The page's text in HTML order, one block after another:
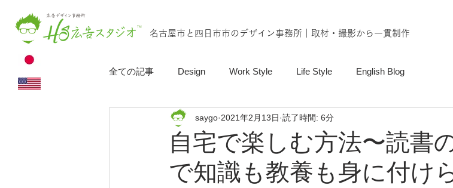
名古屋市と四日市市のデザイン事務所｜取材・撮影から一貫制作
全ての記事 Design Work Style Life Style English Blog
自宅で楽しむ方法〜読書
で知識も教養も身に付け
saygo 2021年2月13日 読了時間: 6分